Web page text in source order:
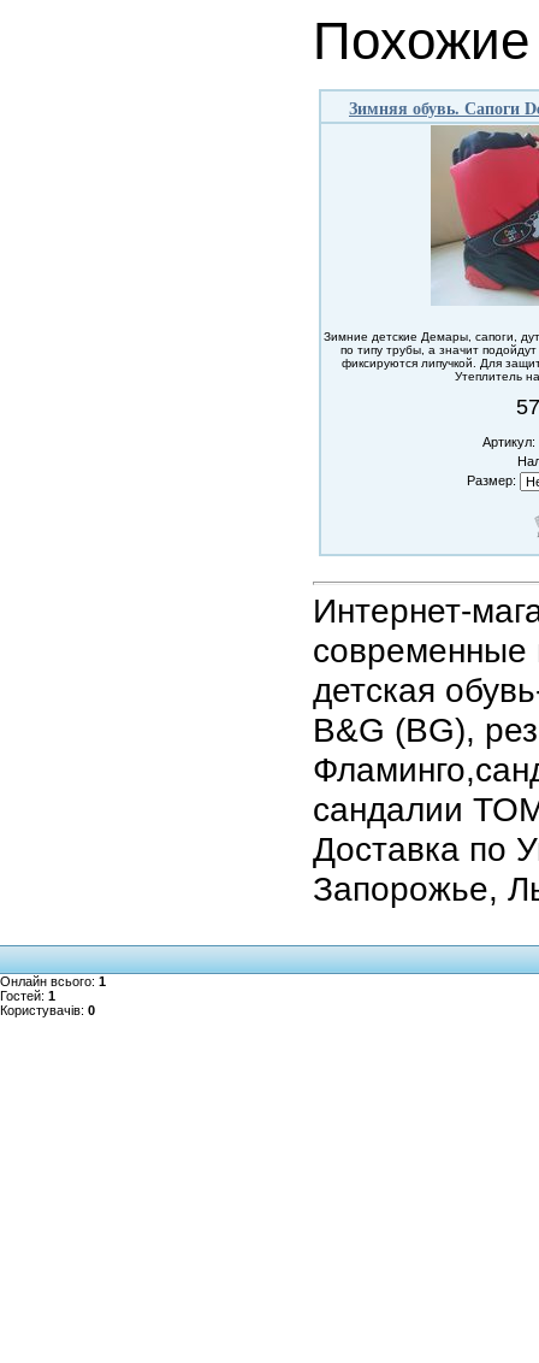
Зимняя обувь. Сапоги
Зимние детские Демары, сапоги,
по типу трубы, а значит
фиксируются липучкой. Для
Утеплитель
Артикул:
Размер:
Интернет-
современные
детская
B&G (BG),
сандалии
Доставка по
Запорожье,
Онлайн всього: 1
Гостей: 1
Користувачів: 0